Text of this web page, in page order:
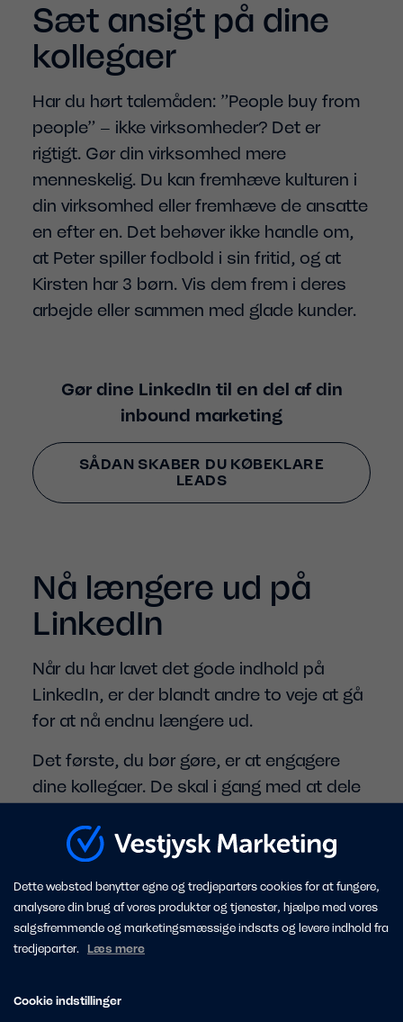
Sæt ansigt på dine
kollegaer
Har du hørt talemåden: ”People buy from
people” – ikke virksomheder? Det er
rigtigt. Gør din virksomhed mere
menneskelig. Du kan fremhæve kulturen i
din virksomhed eller fremhæve de ansatte
en efter en. Det behøver ikke handle om,
at Peter spiller fodbold i sin fritid, og at
Kirsten har 3 børn. Vis dem frem i deres
arbejde eller sammen med glade kunder.
Gør dine LinkedIn til en del af din
inbound marketing
SÅDAN SKABER DU KØBEKLARE
LEADS
Nå længere ud på
LinkedIn
Når du har lavet det gode indhold på
LinkedIn, er der blandt andre to veje at gå
for at nå endnu længere ud.
Det første, du bør gøre, er at engagere
dine kollegaer. De skal i gang med at dele
Lav gerne et par inspirerende forslag til,
hvad de kan skrive for at personliggøre
deres deling.
Herefter er det tid til at finde
annoncekronerne frem. Sponsorer dine
dine kampagner. Med annoncekroner når
Dette websted benytter egne og tredjeparters cookies for at fungere,
analysere din brug af vores produkter og tjenester, hjælpe med vores
salgsfremmende og marketingsmæssige indsats og levere indhold fra
tredjeparter. Læs mere
Cookie indstillinger